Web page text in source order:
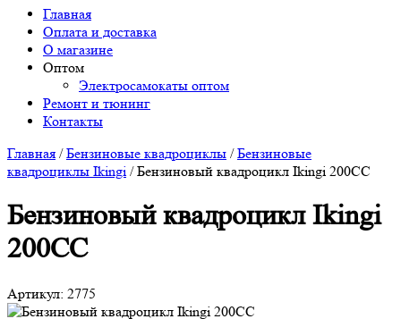
Главная
Оплата и доставка
О магазине
Оптом
Электросамокаты оптом
Ремонт и тюнинг
Контакты
Главная /Бензиновые квадроциклы /Бензиновые
квадроциклы Ikingi /Бензиновый квадроцикл Ikingi 200CC
Бензиновый квадроцикл Ikingi
200CC
Артикул: 2775